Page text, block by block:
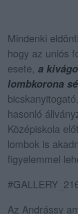
Mindenki
hogy az uniós
esete, a
lombkorona
hasonló
Középiskola
lombok is
figyelemmel
Az Andrássy